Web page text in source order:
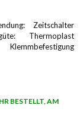
Zeitschalter
Thermoplast
BESTELLT, AM